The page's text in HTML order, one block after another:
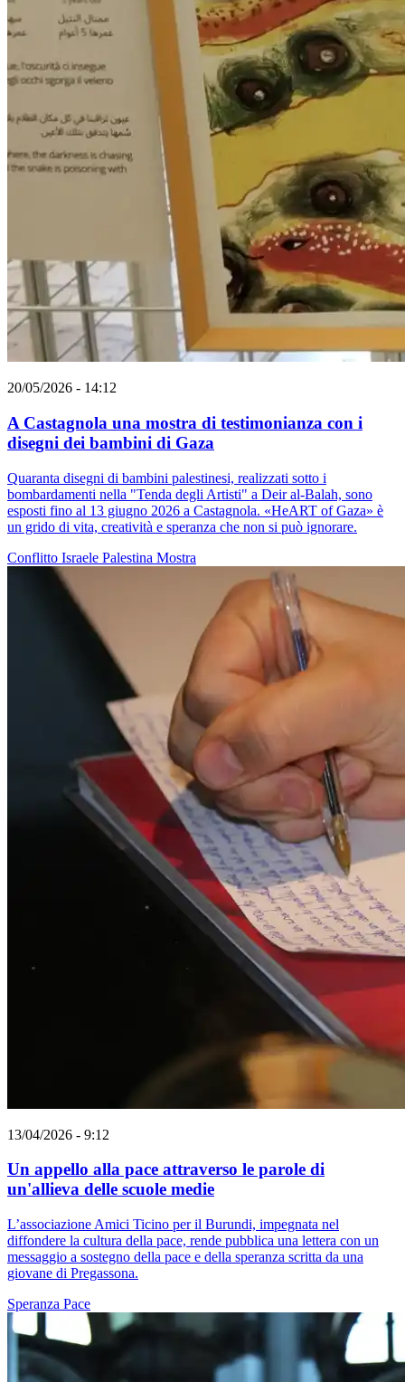
20/05/2026 - 14:12
A Castagnola una mostra di testimonianza con i
disegni dei bambini di Gaza
Quaranta disegni di bambini palestinesi, realizzati sotto i
bombardamenti nella "Tenda degli Artisti" a Deir al-Balah, sono
esposti fino al 13 giugno 2026 a Castagnola. «HeART of Gaza» è
un grido di vita, creatività e speranza che non si può ignorare.
Conflitto Israele Palestina Mostra
13/04/2026 - 9:12
Un appello alla pace attraverso le parole di
un'allieva delle scuole medie
L’associazione Amici Ticino per il Burundi, impegnata nel
diffondere la cultura della pace, rende pubblica una lettera con un
messaggio a sostegno della pace e della speranza scritta da una
giovane di Pregassona.
Speranza Pace